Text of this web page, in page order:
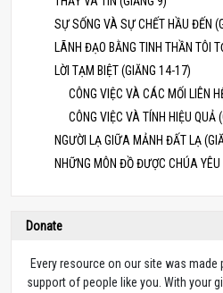
SỰ SỐNG VÀ SỰ CHẾT HẦU ĐẾN
LÃNH ĐẠO BẰNG TINH THẦN TÔI
LỜI TẠM BIỆT (GIĂNG 14-17)
CÔNG VIỆC VÀ CÁC MỐI LIÊN
CÔNG VIỆC VÀ TÍNH HIỆU QUẢ
NGƯỜI LẠ GIỮA MẢNH ĐẤT LẠ
NHỮNG MÔN ĐỒ ĐƯỢC CHÚA
Donate
Every resource on our site was made
support of people like you. With your